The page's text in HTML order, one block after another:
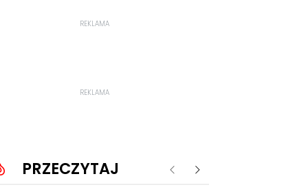
REKLAMA
REKLAMA
PRZECZYTAJ Poprzednie
Następne